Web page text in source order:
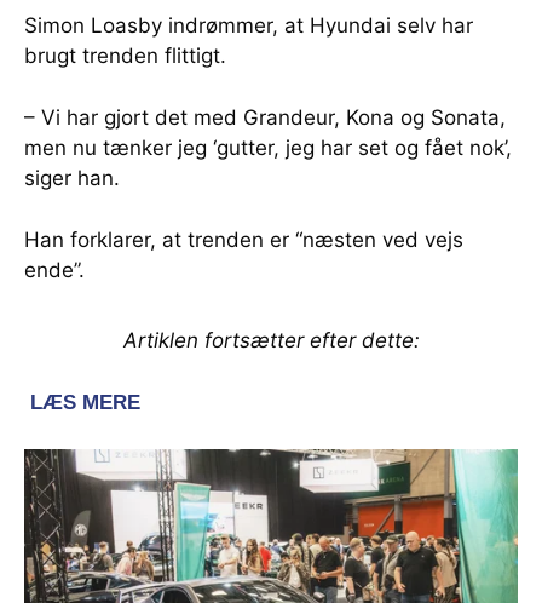
Simon Loasby indrømmer, at Hyundai selv har
brugt trenden flittigt.
– Vi har gjort det med Grandeur, Kona og Sonata,
men nu tænker jeg ‘gutter, jeg har set og fået nok’,
siger han.
Han forklarer, at trenden er “næsten ved vejs
ende”.
Artiklen fortsætter efter dette: